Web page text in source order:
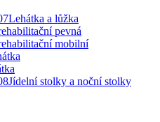
Lehátka a lůžka
pevná
mobilní
Jídelní stolky a noční stolky